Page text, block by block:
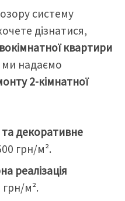
систему
дізнатися,
квартири
ми надаємо
2-кімнатної
декоративне
грн/м².
реалізація
м².